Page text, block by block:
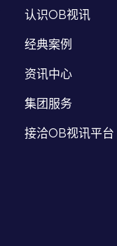
认识OB视讯
经典案例
资讯中心
集团服务
接洽OB视讯平台